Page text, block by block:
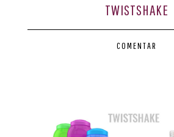
TWISTSHAKE
COMENTAR